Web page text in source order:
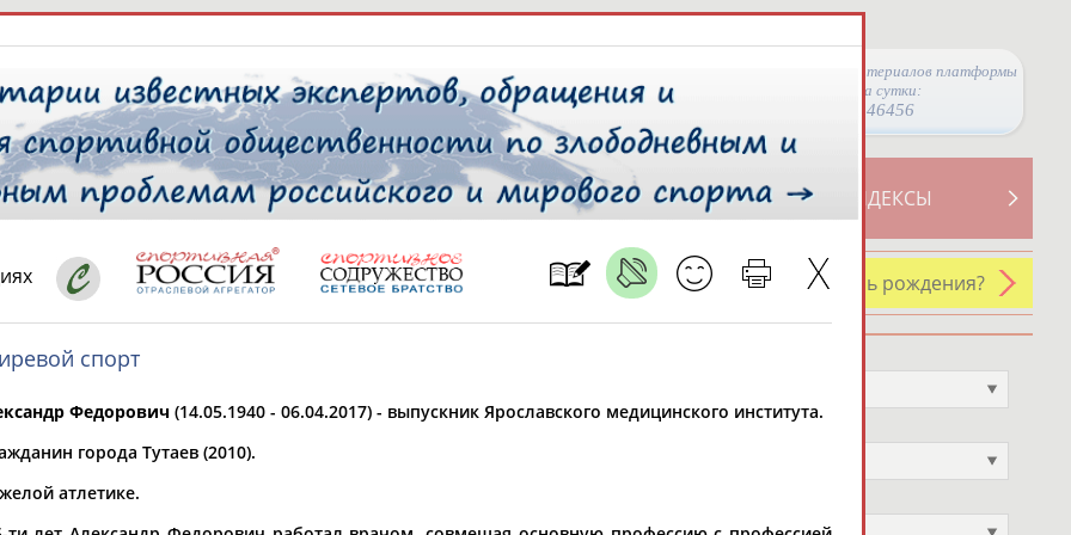
Просмотры материалов платформы
за сутки:
46456
СВОДНЫЕ ИНДЕКСЫ
ТАБЛО АКТИВНОСТИ
РЕСУРСНАЯ ПЛОЩАДКА
У кого сегодня день рождения?
регион*
* для действующих спортсменов
выбран
проживания
спорт
Федорович (14.05.1940 - 06.04.2017) - выпускник Ярославского медицинского института.
города Тутаев (2010).
атлетике.